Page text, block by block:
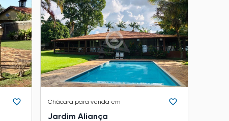
Chácara para venda em
Jardim Aliança